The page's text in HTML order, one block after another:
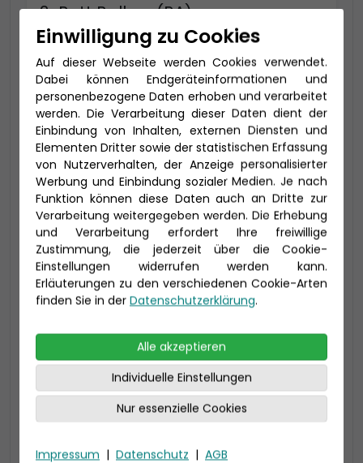
2-Bett Balkon (BA)
17,5-23 qm - davon Balkon ca. 3 - 6 qm (bis
zu 4 Personen), Bad mit Dusche
Preis 14.890 €
-200 € - Frühbucher
2-Bett Panoramabalkon (BP)
21,5 qm - davon Balkon ca. 4,5 qm (bis zu 3
Personen), Bad mit Dusche
Einwilligung zu Cookies
Auf dieser Webseite werden Cookies verwendet.
Dabei können Endgeräteinformationen und
personenbezogene Daten erhoben und verarbeitet
werden. Die Verarbeitung dieser Daten dient der
Einbindung von Inhalten, externen Diensten und
Elementen Dritter sowie der statistischen Erfassung
von Nutzerverhalten, der Anzeige personalisierter
Werbung und Einbindung sozialer Medien. Je nach
Funktion können diese Daten auch an Dritte zur
Verarbeitung weitergegeben werden. Die Erhebung
und Verarbeitung erfordert Ihre freiwillige
Zustimmung, die jederzeit über die Cookie-
Einstellungen widerrufen werden kann.
Erläuterungen zu den verschiedenen Cookie-Arten
finden Sie in der Datenschutzerklärung.
Alle akzeptieren
Individuelle Einstellungen
Nur essenzielle Cookies
Impressum | Datenschutz | AGB